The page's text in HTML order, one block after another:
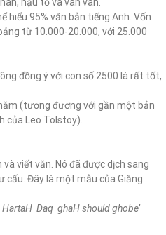
hiểu 95% văn bản tiếng Anh. Vốn
từ 10.000-20.000, với 25.000
đồng ý với con số 2500 là rất tốt,
(tương đương với gần một bản
của Leo Tolstoy).
viết văn. Nó đã được dịch sang
cấu. Đây là một mẫu của Giăng
Daq ghaH should ghobe’